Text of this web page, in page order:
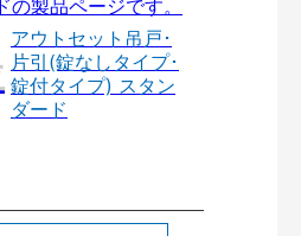
アウトセット吊戸･
片引(錠なしタイプ･
錠付タイプ) スタン
ダード